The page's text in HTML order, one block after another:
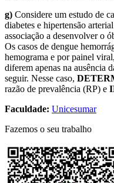
g) Considere um estudo de
diabetes e hipertensão
associação a desenvolver o
Os casos de dengue
hemograma e por painel
diferem apenas na ausência
seguir. Nesse caso,
razão de prevalência (RP) e
Faculdade: Unicesumar
Fazemos o seu trabalho